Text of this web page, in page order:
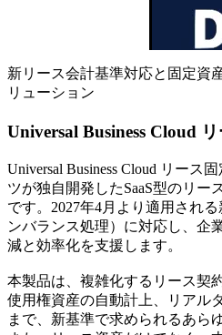
新リース会計基準対応と固定資
リューション
Universal Business Cloud
Universal Business Cloud リース
ツが独自開発したSaaS型のリー
です。2027年4月より適用され
ンバランス処理）に対応し、企
減と効率化を支援します。
本製品は、複雑化するリース契
使用権資産の自動計上、リアル
まで、新基準で求められるあら